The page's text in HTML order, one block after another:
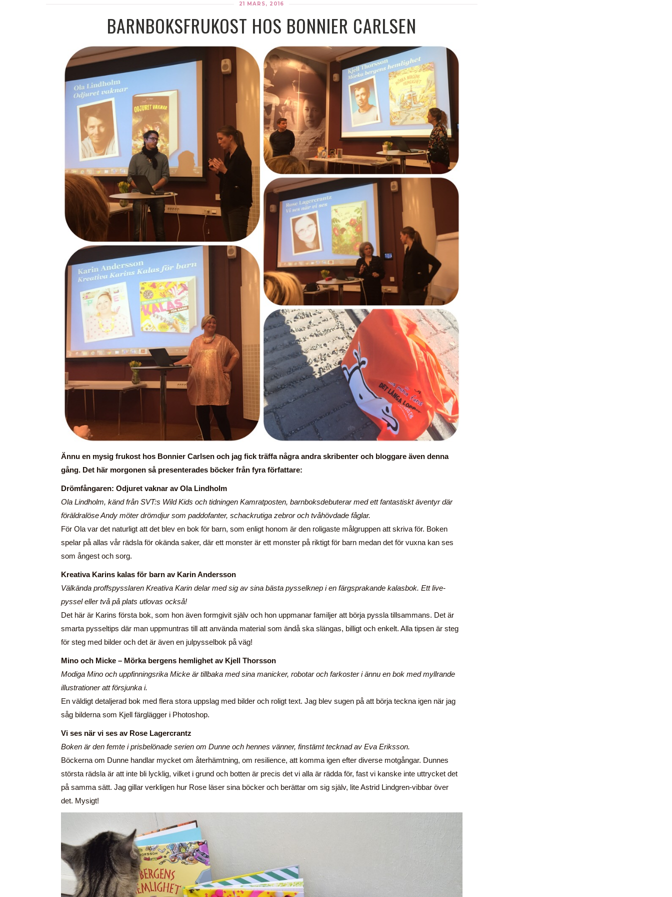
21 MARS, 2016
BARNBOKSFRUKOST HOS BONNIER CARLSEN
Ännu en mysig frukost hos Bonnier Carlsen och jag fick träffa några andra skribenter och bloggare även denna
gång. Det här morgonen så presenterades böcker från fyra författare:
Drömfångaren: Odjuret vaknar av Ola Lindholm
Ola Lindholm, känd från SVT:s Wild Kids och tidningen Kamratposten, barnboksdebuterar med ett fantastiskt äventyr där
föräldralöse Andy möter drömdjur som paddofanter, schackrutiga zebror och tvåhövdade fåglar.
För Ola var det naturligt att det blev en bok för barn, som enligt honom är den roligaste målgruppen att skriva för. Boken
spelar på allas vår rädsla för okända saker, där ett monster är ett monster på riktigt för barn medan det för vuxna kan ses
som ångest och sorg.
Kreativa Karins kalas för barn av Karin Andersson
Välkända proffspysslaren Kreativa Karin delar med sig av sina bästa pysselknep i en färgsprakande kalasbok. Ett live-
pyssel eller två på plats utlovas också!
Det här är Karins första bok, som hon även formgivit själv och hon uppmanar familjer att börja pyssla tillsammans. Det är
smarta pysseltips där man uppmuntras till att använda material som ändå ska slängas, billigt och enkelt. Alla tipsen är steg
för steg med bilder och det är även en julpysselbok på väg!
Mino och Micke – Mörka bergens hemlighet av Kjell Thorsson
Modiga Mino och uppfinningsrika Micke är tillbaka med sina manicker, robotar och farkoster i ännu en bok med myllrande
illustrationer att försjunka i.
En väldigt detaljerad bok med flera stora uppslag med bilder och roligt text. Jag blev sugen på att börja teckna igen när jag
såg bilderna som Kjell färglägger i Photoshop.
Vi ses när vi ses av Rose Lagercrantz
Boken är den femte i prisbelönade serien om Dunne och hennes vänner, finstämt tecknad av Eva Eriksson.
Böckerna om Dunne handlar mycket om återhämtning, om resilience, att komma igen efter diverse motgångar. Dunnes
största rädsla är att inte bli lycklig, vilket i grund och botten är precis det vi alla är rädda för, fast vi kanske inte uttrycket det
på samma sätt. Jag gillar verkligen hur Rose läser sina böcker och berättar om sig själv, lite Astrid Lindgren-vibbar över
det. Mysigt!